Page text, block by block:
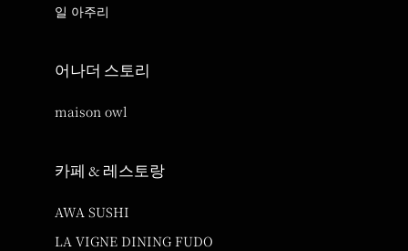
일 아주리
어나더 스토리
maison owl
카페 & 레스토랑
AWA SUSHI
LA VIGNE DINING FUDO